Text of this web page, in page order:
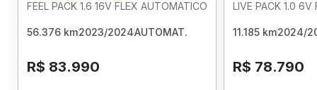
FEEL PACK 1.6 16V FLEX AUTOMATICO
56.376 km2023/2024AUTOMAT.
R$ 83.990
LIVE PACK 1.0 6V
11.185 km2024/
R$ 78.790